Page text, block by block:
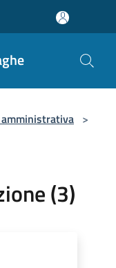
amministrativa >
(3)